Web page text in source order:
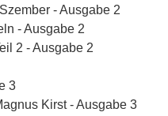
- Ausgabe 2
- Ausgabe 2
2 - Ausgabe 2
3
Kirst - Ausgabe 3